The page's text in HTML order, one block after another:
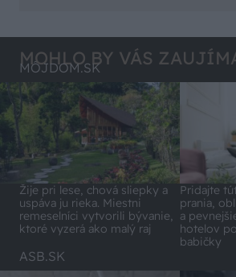
MOHLO BY VÁS
MÔJDOM.SK
Žije pri lese, chová sliepky a
uspáva ju rieka. Miestni
remeselníci vytvorili bývanie,
ktoré vyzerá ako malý raj
Pridajte
prania,
a
hotelov
babičky
ASB.SK